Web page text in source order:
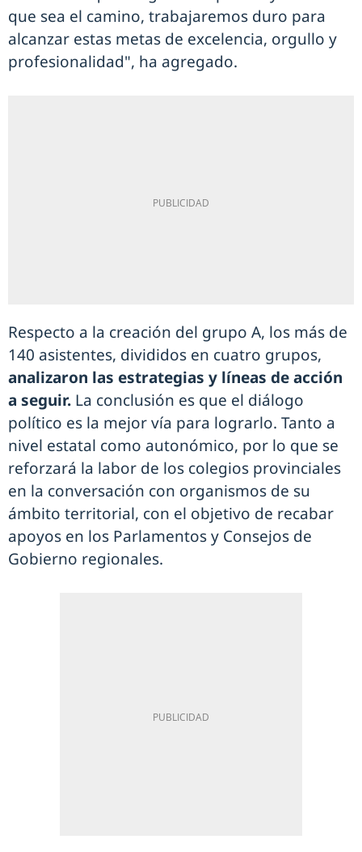
que sea el camino, trabajaremos duro para
alcanzar estas metas de excelencia, orgullo y
profesionalidad", ha agregado.
Respecto a la creación del grupo A, los más de
140 asistentes, divididos en cuatro grupos,
analizaron las estrategias y líneas de acción
a seguir. La conclusión es que el diálogo
político es la mejor vía para lograrlo. Tanto a
nivel estatal como autonómico, por lo que se
reforzará la labor de los colegios provinciales
en la conversación con organismos de su
ámbito territorial, con el objetivo de recabar
apoyos en los Parlamentos y Consejos de
Gobierno regionales.